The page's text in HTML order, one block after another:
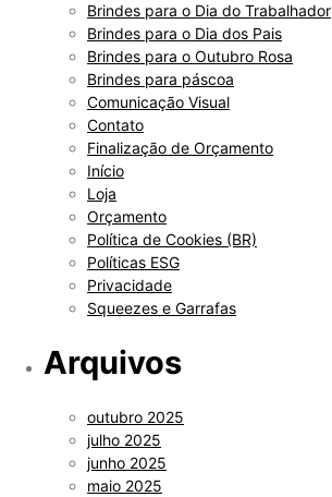
Brindes para o Dia do Trabalhador
Brindes para o Dia dos Pais
Brindes para o Outubro Rosa
Brindes para páscoa
Comunicação Visual
Contato
Finalização de Orçamento
Início
Loja
Orçamento
Política de Cookies (BR)
Políticas ESG
Privacidade
Squeezes e Garrafas
Arquivos
outubro 2025
julho 2025
junho 2025
maio 2025